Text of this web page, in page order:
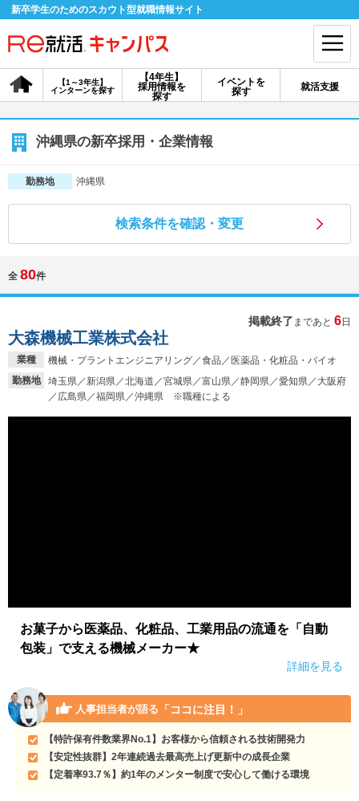
新卒学生のためのスカウト型就職情報サイト
【4年生】
採用情報を
探す
【1～3年生】
インターンを探す
イベントを
探す
就活支援
会員登録 ログイン
会員ID・パスワードを忘れた方はこちら
探す
【4年生】
【1～3年生】
イベントを探す スカウト お知らせ
就活ノウハウ・サポート
就活支援 就活コラム
沖縄県の新卒採用・企業情報
勤務地 沖縄県
検索条件を確認・変更
全 80件
掲載終了 まであと 6日
業種
機械・プラントエンジニアリング／食品／医薬品・化粧品・バイオ
勤務地
埼玉県／新潟県／北海道／宮城県／富山県／静岡県／愛知県／大阪府
／広島県／福岡県／沖縄県 ※職種による
大森機械工業株式会社
お菓子から医薬品、化粧品、工業用品の流通を「自動
包装」で支える機械メーカー★
詳細を見る
人事担当者が語る 「ココに注目！」
【特許保有件数業界No.1】お客様から信頼される技術開発力
【安定性抜群】2年連続過去最高売上げ更新中の成長企業
【定着率93.7％】約1年のメンター制度で安心して働ける環境